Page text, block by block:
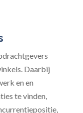
Daarbij
en en
te vinden,